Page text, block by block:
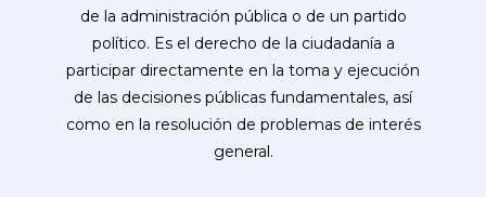
de la administración pública o de un partido
político. Es el derecho de la ciudadanía a
participar directamente en la toma y ejecución
de las decisiones públicas fundamentales, así
como en la resolución de problemas de interés
general.